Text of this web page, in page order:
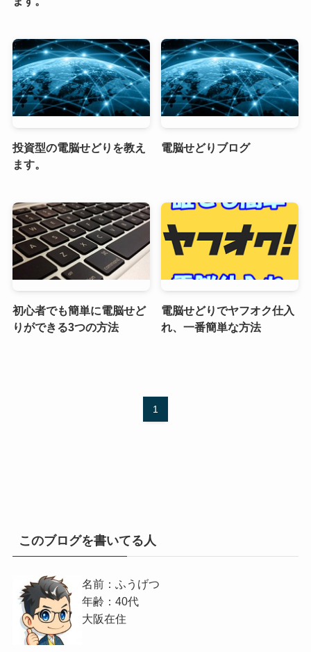
投資型の電脳せどりを教え
ます。
電脳せどりブログ
初心者でも簡単に電脳せど
りができる3つの方法
電脳せどりでヤフオク仕入
れ、一番簡単な方法
1
このブログを書いてる人
名前：ふうげつ
年齢：40代
大阪在住